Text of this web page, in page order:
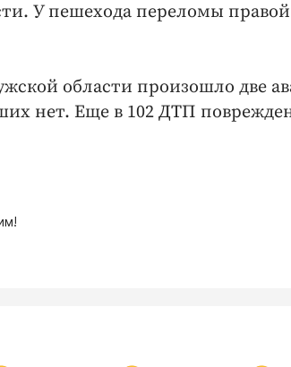
У пешехода переломы
области произошло две
нет. Еще в 102 ДТП